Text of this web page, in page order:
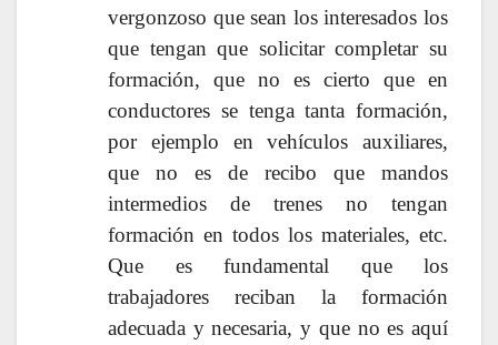
vergonzoso que sean los interesados los
que tengan que solicitar completar su
formación, que no es cierto que en
conductores se tenga tanta formación,
por ejemplo en vehículos auxiliares,
que no es de recibo que mandos
intermedios de trenes no tengan
formación en todos los materiales, etc.
Que es fundamental que los
trabajadores reciban la formación
adecuada y necesaria, y que no es aquí